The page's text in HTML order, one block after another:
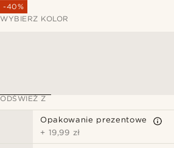
-40%
WYBIERZ KOLOR
ODŚWIEŻ Z
Opakowanie prezentowe
+ 19,99 zł